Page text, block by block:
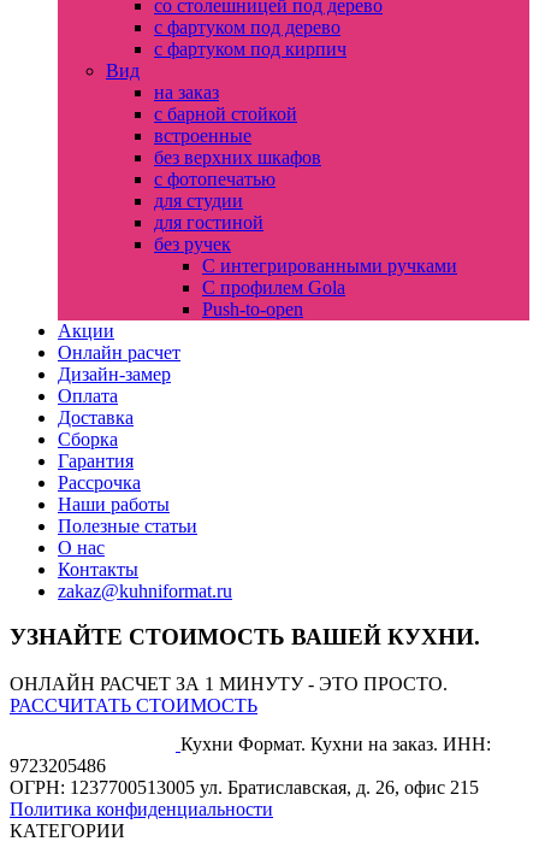
со столешницей под дерево
с фартуком под дерево
с фартуком под кирпич
Вид
на заказ
с барной стойкой
встроенные
без верхних шкафов
с фотопечатью
для студии
для гостиной
без ручек
С интегрированными ручками
С профилем Gola
Push-to-open
Акции
Онлайн расчет
Дизайн-замер
Оплата
Доставка
Сборка
Гарантия
Рассрочка
Наши работы
Полезные статьи
О нас
Контакты
zakaz@kuhniformat.ru
УЗНАЙТЕ СТОИМОСТЬ ВАШЕЙ КУХНИ.
ОНЛАЙН РАСЧЕТ ЗА 1 МИНУТУ - ЭТО ПРОСТО.
РАССЧИТАТЬ СТОИМОСТЬ
Кухни Формат. Кухни на заказ. ИНН:
9723205486
ОГРН: 1237700513005 ул. Братиславская, д. 26, офис 215
Политика конфиденциальности
КАТЕГОРИИ